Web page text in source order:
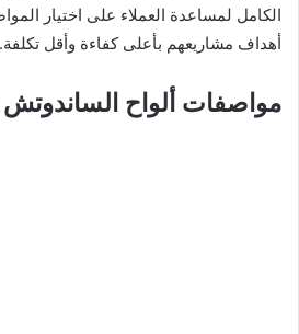
الكامل لمساعدة العملاء على اختيار
أهداف مشاريعهم بأعلى كفاءة وأقل تكلفة.
مواصفات ألواح الساندوتش